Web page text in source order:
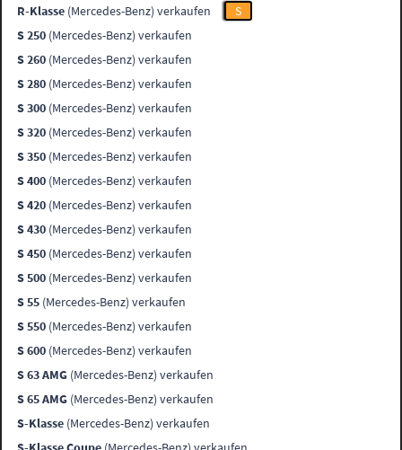
R-Klasse (Mercedes-Benz) verkaufen
S
S 250 (Mercedes-Benz) verkaufen
S 260 (Mercedes-Benz) verkaufen
S 280 (Mercedes-Benz) verkaufen
S 300 (Mercedes-Benz) verkaufen
S 320 (Mercedes-Benz) verkaufen
S 350 (Mercedes-Benz) verkaufen
S 400 (Mercedes-Benz) verkaufen
S 420 (Mercedes-Benz) verkaufen
S 430 (Mercedes-Benz) verkaufen
S 450 (Mercedes-Benz) verkaufen
S 500 (Mercedes-Benz) verkaufen
S 55 (Mercedes-Benz) verkaufen
S 550 (Mercedes-Benz) verkaufen
S 600 (Mercedes-Benz) verkaufen
S 63 AMG (Mercedes-Benz) verkaufen
S 65 AMG (Mercedes-Benz) verkaufen
S-Klasse (Mercedes-Benz) verkaufen